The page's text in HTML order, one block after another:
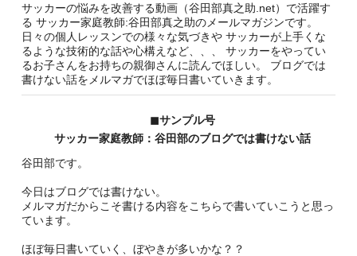
サッカーの悩みを改善する動画（谷田部真之助.net）で活躍す
る サッカー家庭教師:谷田部真之助のメールマガジンです。
日々の個人レッスンでの様々な気づきや サッカーが上手くな
るような技術的な話や心構えなど、、、 サッカーをやってい
るお子さんをお持ちの親御さんに読んでほしい。 ブログでは
書けない話をメルマガでほぼ毎日書いていきます。
◼︎サンプル号
サッカー家庭教師：谷田部のブログでは書けない話
谷田部です。
今日はブログでは書けない。
メルマガだからこそ書ける内容をこちらで書いていこうと思っ
ています。
ほぼ毎日書いていく、ぼやきが多いかな？？